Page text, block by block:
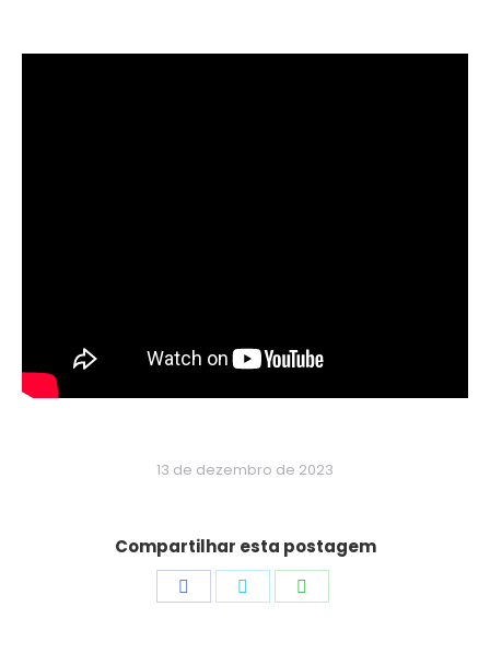
13 de dezembro de 2023
Compartilhar esta postagem